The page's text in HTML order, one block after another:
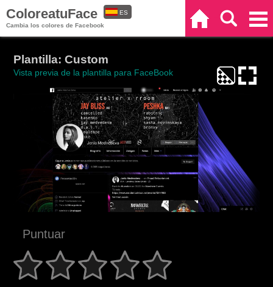
ColoreatuFace
Cambia los colores de Facebook
ES
Plantilla: Custom
Vista previa de la plantilla para FaceBook
Puntuar